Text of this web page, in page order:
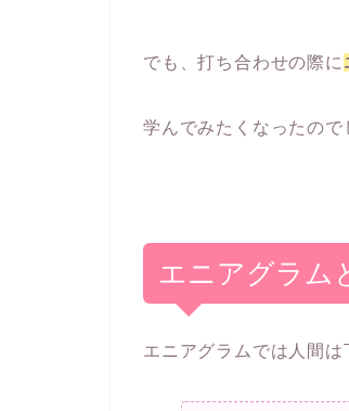
でも、打ち合わせの際に
学んでみたくなったので
エニアグラム
エニアグラムでは人間は